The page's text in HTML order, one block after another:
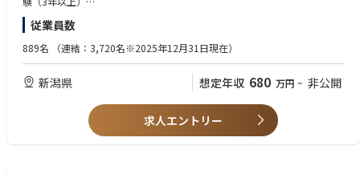
努め、熱意を持って対応頂ける方のご応募をお待ちしています。
また、当社が手掛ける調達においては、常に多数の社内外関係者との連
携、調整が不可欠であり、個人の力を最大限に発揮することだけでなくチ
ームの一員、組織人としてプレーできることが何より重要です。優秀なチ
ームプレーヤーを求めています。
サプライチェーンユニット
【望ましい経験・資格等】
・サービス（建設工事・役務等）契約等の調達もしくは営業経験
に関する知識、使用経験
・国内外のプロジェクトにおけるプロジェクトマネジメントの実務経験
・Excel・Word等による基本的な資料作成スキル
・普通自動車運転免許
従業員数
889名 （連結：3,720名※2025年12月31日現在）
新潟県 想定年収 680 万円 ~ 非公開
求人エントリー